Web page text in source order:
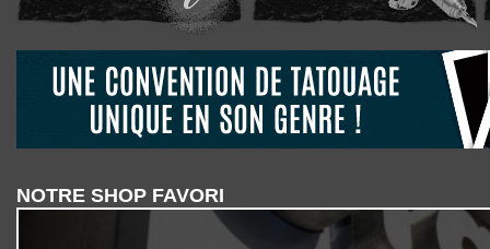
NOTRE SHOP FAVORI